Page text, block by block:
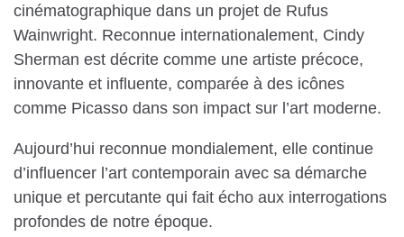
cinématographique dans un projet de Rufus
Wainwright. Reconnue internationalement, Cindy
Sherman est décrite comme une artiste précoce,
innovante et influente, comparée à des icônes
comme Picasso dans son impact sur l’art moderne.
Aujourd’hui reconnue mondialement, elle continue
d’influencer l’art contemporain avec sa démarche
unique et percutante qui fait écho aux interrogations
profondes de notre époque.